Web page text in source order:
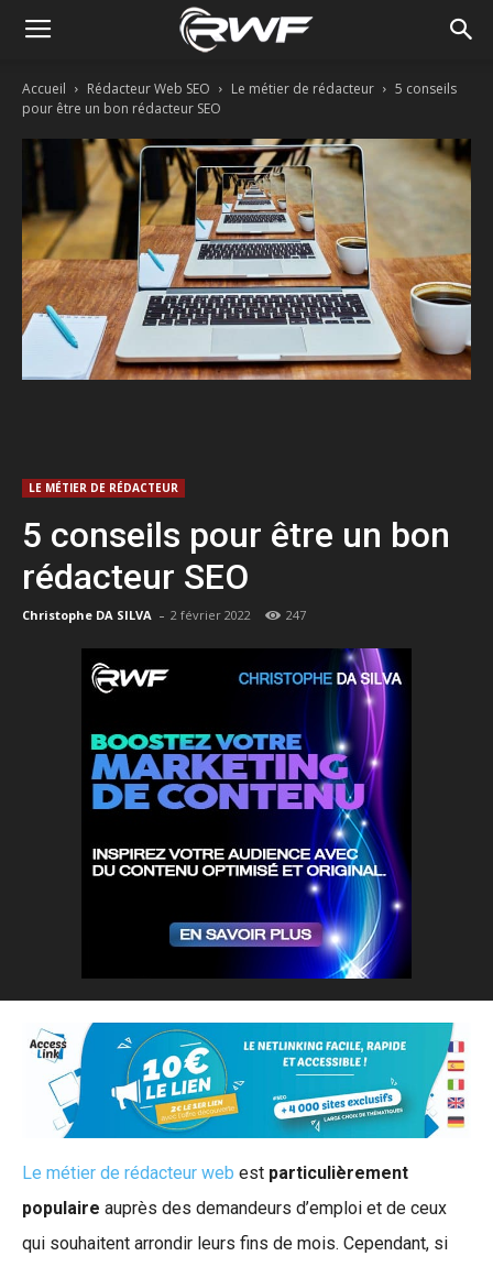
Accueil Rédacteur Web SEO Le métier de rédacteur
5 conseils
pour être un bon rédacteur SEO
LE MÉTIER DE RÉDACTEUR
5 conseils pour être un bon
rédacteur SEO
Christophe DA SILVA - 2 février 2022 247
Le métier de rédacteur web est particulièrement
populaire auprès des demandeurs d’emploi et de ceux
qui souhaitent arrondir leurs fins de mois. Cependant, si